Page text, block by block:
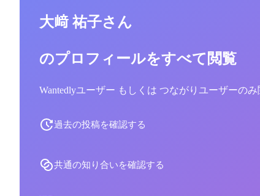
大﨑 祐子さん
のプロフィールをすべて閲覧
Wantedlyユーザー もしくは つながりユーザーの
過去の投稿を確認する
共通の知り合いを確認する